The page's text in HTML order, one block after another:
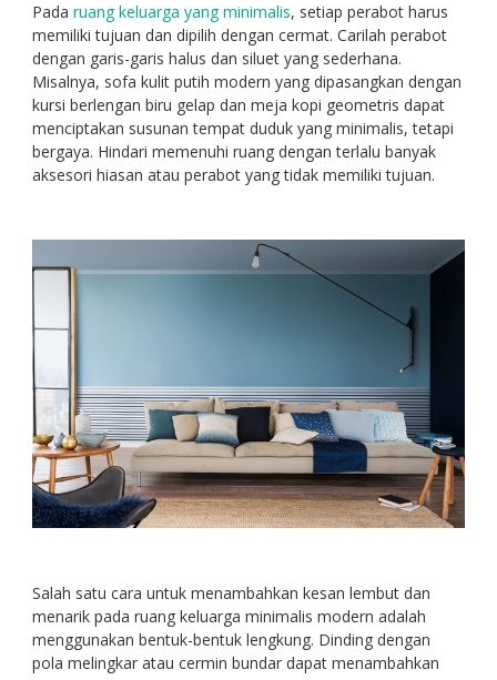
Pada ruang keluarga yang minimalis, setiap perabot harus
memiliki tujuan dan dipilih dengan cermat. Carilah perabot
dengan garis-garis halus dan siluet yang sederhana.
Misalnya, sofa kulit putih modern yang dipasangkan dengan
kursi berlengan biru gelap dan meja kopi geometris dapat
menciptakan susunan tempat duduk yang minimalis, tetapi
bergaya. Hindari memenuhi ruang dengan terlalu banyak
aksesori hiasan atau perabot yang tidak memiliki tujuan.
Salah satu cara untuk menambahkan kesan lembut dan
menarik pada ruang keluarga minimalis modern adalah
menggunakan bentuk-bentuk lengkung. Dinding dengan
pola melingkar atau cermin bundar dapat menambahkan